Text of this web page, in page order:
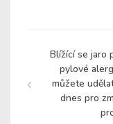
Blížící se jaro
pylové
můžete
dnes pro